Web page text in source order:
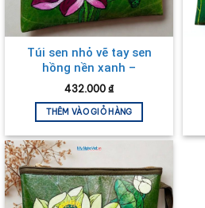
Túi sen nhỏ vẽ tay sen
hồng nền xanh –
MNVTN07
432.000 ₫
THÊM VÀO GIỎ HÀNG